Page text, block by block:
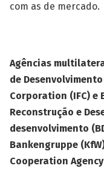
com as de mercado.
Agências
de
Corporation (IFC)
Reconstrução e
desenvolvimento
Bankengruppe
Cooperation